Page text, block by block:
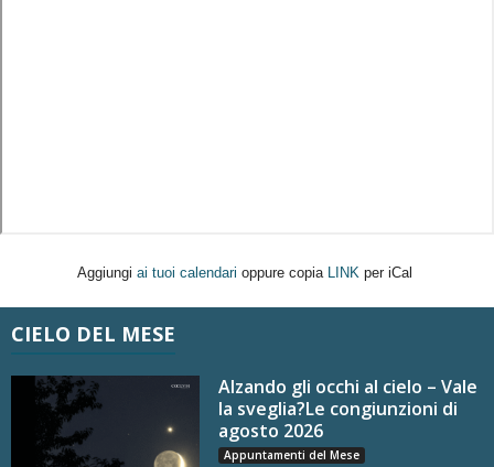
Aggiungi ai tuoi calendari oppure copia LINK per iCal
CIELO DEL MESE
Alzando gli occhi al cielo – Vale
la sveglia?Le congiunzioni di
agosto 2026
Appuntamenti del Mese